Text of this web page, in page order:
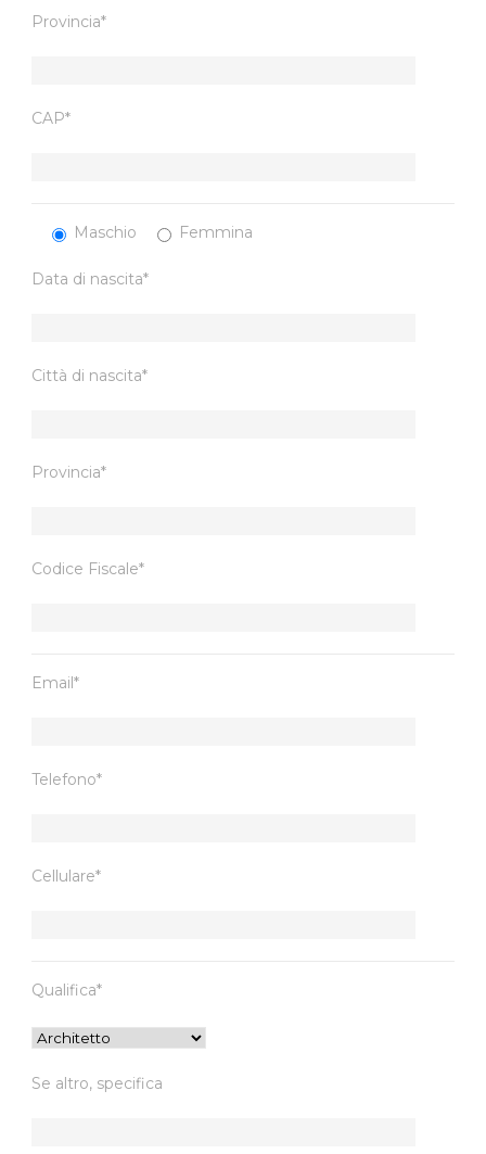
Provincia*
CAP*
Maschio Femmina
Data di nascita*
Città di nascita*
Provincia*
Codice Fiscale*
Email*
Telefono*
Cellulare*
Qualifica*
Se altro, specifica